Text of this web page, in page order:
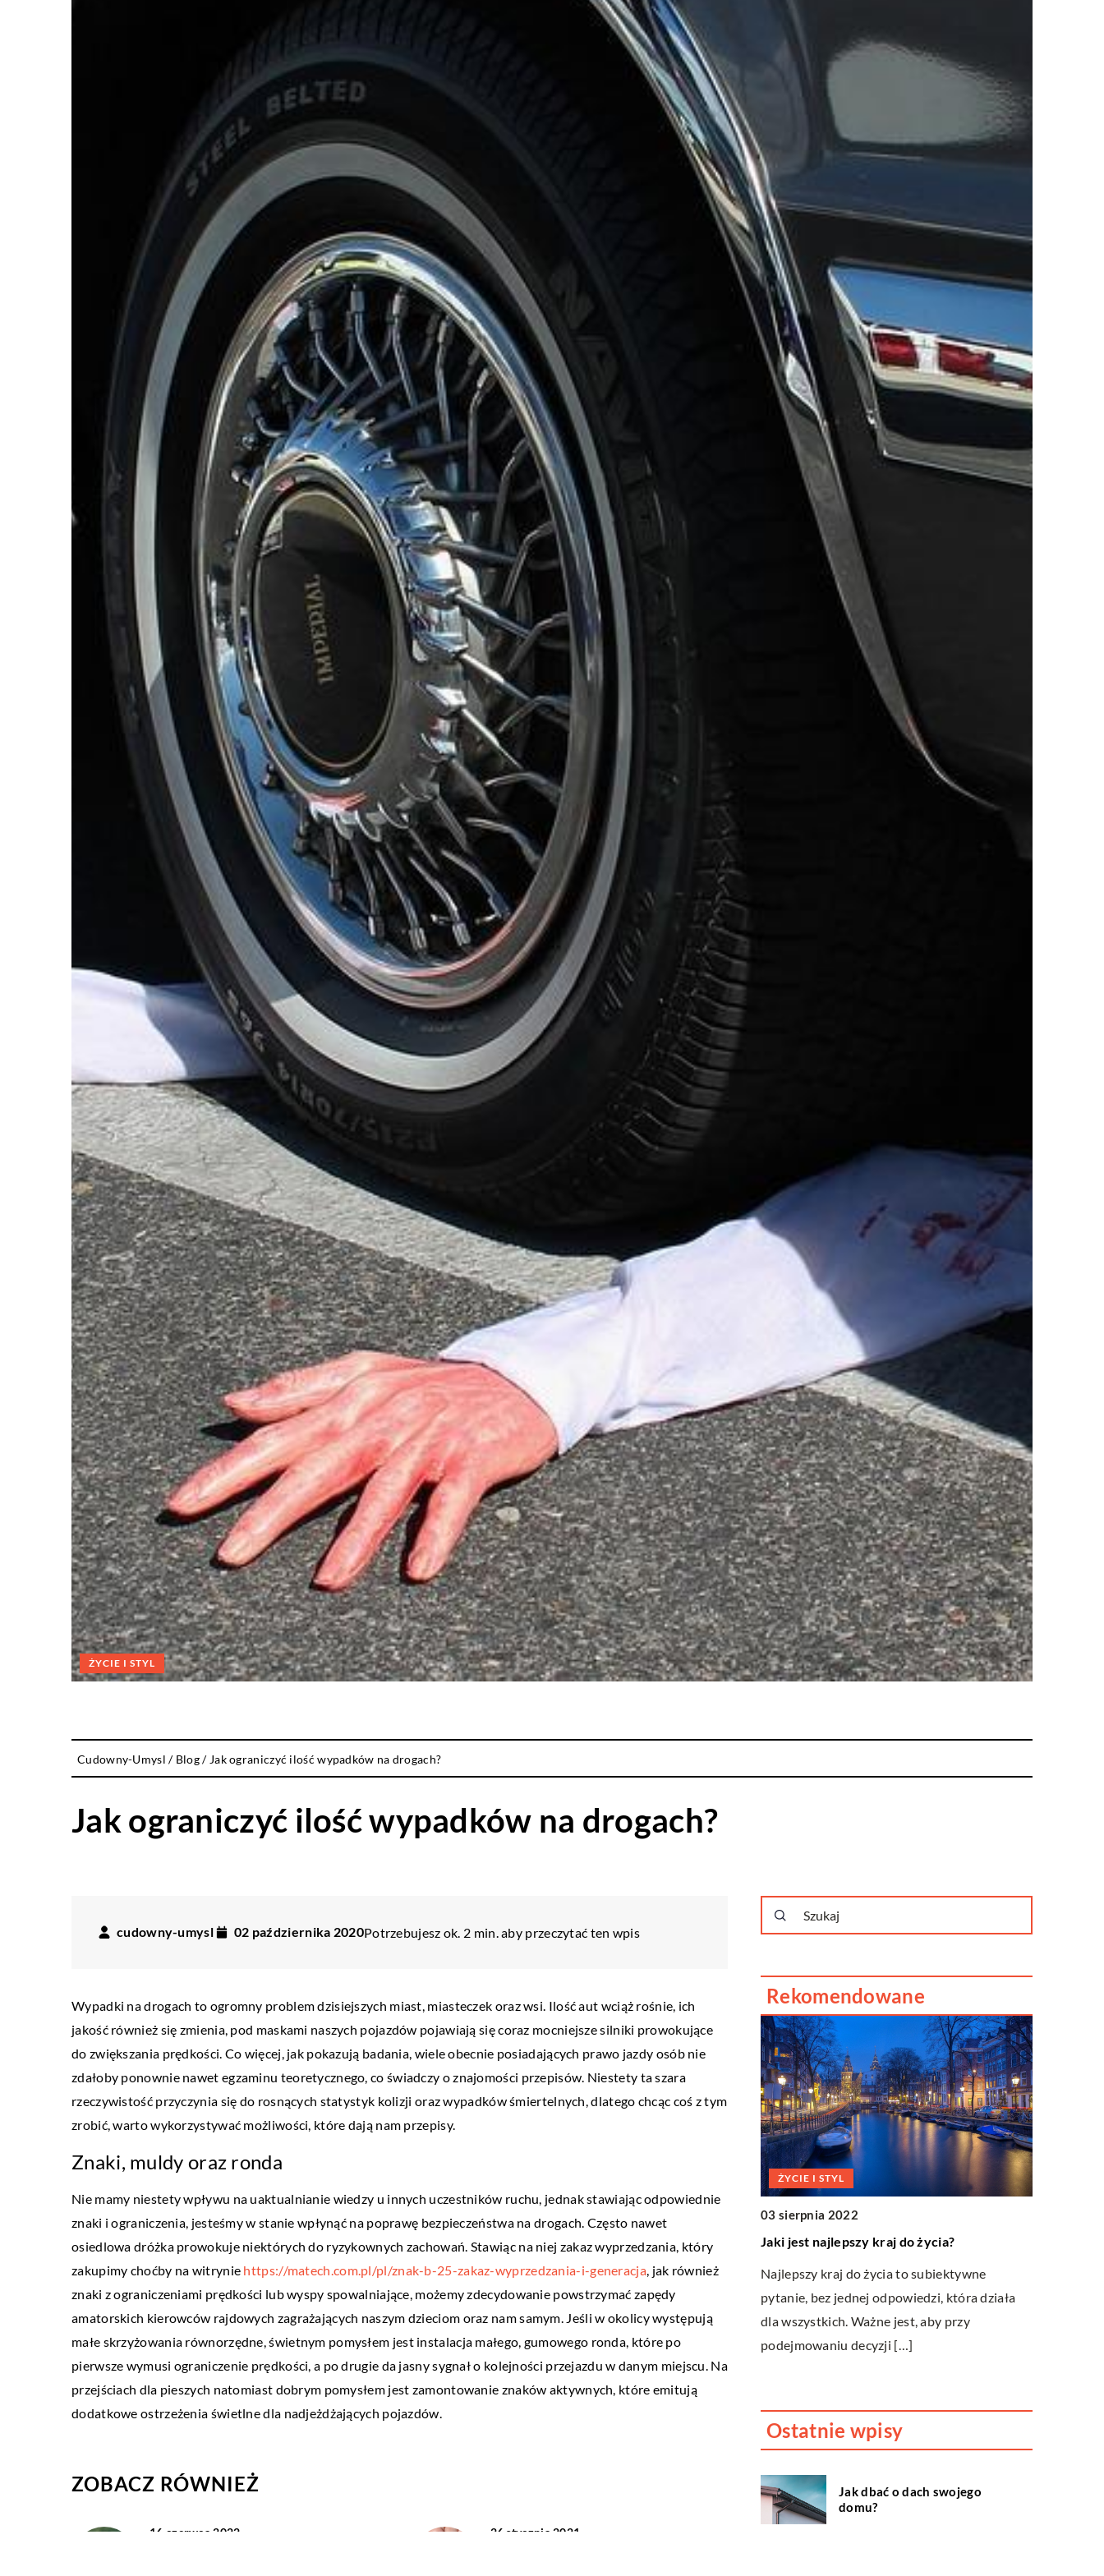
ŻYCIE I STYL
Cudowny-Umysl / Blog/ Jak ograniczyć ilość wypadków na drogach?
Jak ograniczyć ilość wypadków na drogach?
cudowny-umysl 02 października 2020Potrzebujesz ok. 2 min. aby przeczytać ten wpis
Wypadki na drogach to ogromny problem dzisiejszych miast, miasteczek oraz wsi. Ilość aut wciąż rośnie, ich
jakość również się zmienia, pod maskami naszych pojazdów pojawiają się coraz mocniejsze silniki prowokujące
do zwiększania prędkości. Co więcej, jak pokazują badania, wiele obecnie posiadających prawo jazdy osób nie
zdałoby ponownie nawet egzaminu teoretycznego, co świadczy o znajomości przepisów. Niestety ta szara
rzeczywistość przyczynia się do rosnących statystyk kolizji oraz wypadków śmiertelnych, dlatego chcąc coś z tym
zrobić, warto wykorzystywać możliwości, które dają nam przepisy.
Znaki, muldy oraz ronda
Nie mamy niestety wpływu na uaktualnianie wiedzy u innych uczestników ruchu, jednak stawiając odpowiednie
znaki i ograniczenia, jesteśmy w stanie wpłynąć na poprawę bezpieczeństwa na drogach. Często nawet
osiedlowa dróżka prowokuje niektórych do ryzykownych zachowań. Stawiąc na niej zakaz wyprzedzania, który
zakupimy choćby na witrynie https://matech.com.pl/pl/znak-b-25-zakaz-wyprzedzania-i-generacja, jak również
znaki z ograniczeniami prędkości lub wyspy spowalniające, możemy zdecydowanie powstrzymać zapędy
amatorskich kierowców rajdowych zagrażających naszym dzieciom oraz nam samym. Jeśli w okolicy występują
małe skrzyżowania równorzędne, świetnym pomysłem jest instalacja małego, gumowego ronda, które po
pierwsze wymusi ograniczenie prędkości, a po drugie da jasny sygnał o kolejności przejazdu w danym miejscu. Na
przejściach dla pieszych natomiast dobrym pomysłem jest zamontowanie znaków aktywnych, które emitują
dodatkowe ostrzeżenia świetlne dla nadjeżdżających pojazdów.
ZOBACZ RÓWNIEŻ
16 czerwca 2022 26 stycznia 2021
Rekomendowane
Jak utrzymać ciągłość produkcji?
Utrzymanie ciągłości produkcji w tych
niezwykle trudnych czasach jest kluczowe dla
przetrwania przedsiębiorstw. Oczywiście nie
można utrzymywać zbyt dużego stanu […]
16 września 2022
Historia bransoletki, ozdoba od wieków
spoczywająca na naszych nadgarstkach
ŻYCIE I STYL
03 sierpnia 2022
Jaki jest najlepszy kraj do życia?
Najlepszy kraj do życia to subiektywne
pytanie, bez jednej odpowiedzi, która działa
dla wszystkich. Ważne jest, aby przy
podejmowaniu decyzji […]
Ostatnie wpisy
Jak dbać o dach swojego
domu?